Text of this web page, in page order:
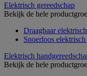
Elektrisch gereedschap
Bekijk de hele
Draagbaar
Snoerloos elektrisch
Elektrisch
Bekijk de hele